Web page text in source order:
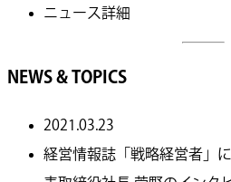
ニュース詳細
NEWS & TOPICS
2021.03.23
経営情報誌「戦略経営者」